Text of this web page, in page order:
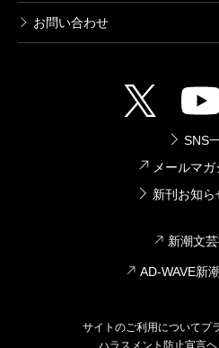
お問い合わせ
SNS
メールマ
新刊お知
新潮文
AD-WAVE新
サイトのご利用についてプ